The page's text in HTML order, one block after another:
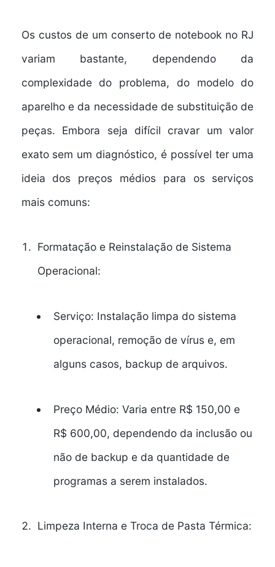
Os custos de um conserto de notebook no RJ
variam bastante, dependendo da
complexidade do problema, do modelo do
aparelho e da necessidade de substituição de
peças. Embora seja difícil cravar um valor
exato sem um diagnóstico, é possível ter uma
ideia dos preços médios para os serviços
mais comuns:
Formatação e Reinstalação de Sistema
Operacional:
Serviço: Instalação limpa do sistema
operacional, remoção de vírus e, em
alguns casos, backup de arquivos.
Preço Médio: Varia entre R$ 150,00 e
R$ 600,00, dependendo da inclusão ou
não de backup e da quantidade de
programas a serem instalados.
Limpeza Interna e Troca de Pasta Térmica: